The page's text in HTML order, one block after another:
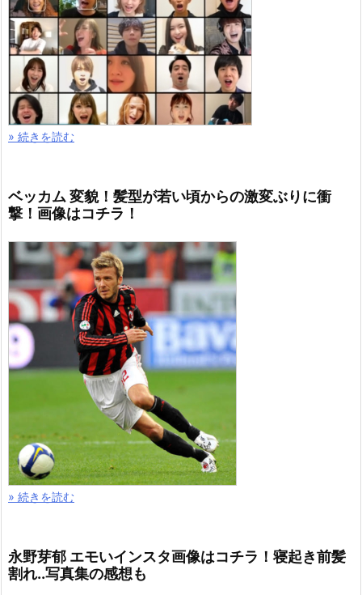
» 続きを読む
ベッカム 変貌！髪型が若い頃からの激変ぶりに衝
撃！画像はコチラ！
» 続きを読む
永野芽郁 エモいインスタ画像はコチラ！寝起き前髪
割れ..写真集の感想も